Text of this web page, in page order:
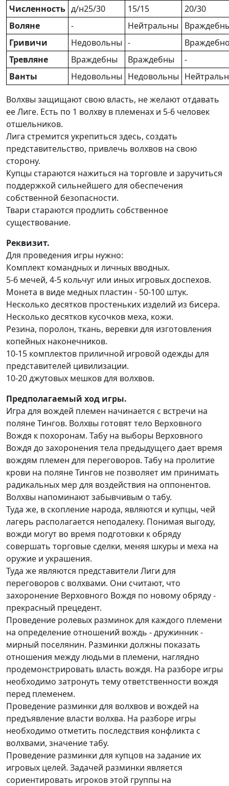
Численность д/н25/30 15/15
20/30
Воляне
- Нейтральны
Гривичи
Недовольны -
Тревляне
Враждебны Враждебны
-
Ванты
Недовольны Недовольны
Волхвы защищают свою власть, не желают отдавать
ее Лиге. Есть по 1 волхву в племенах и 5-6 человек
отшельников.
Лига стремится укрепиться здесь, создать
представительство, привлечь волхвов на свою
сторону.
Купцы стараются нажиться на торговле и заручиться
поддержкой сильнейшего для обеспечения
собственной безопасности.
Твари стараются продлить собственное
существование.
Реквизит.
Для проведения игры нужно:
Комплект командных и личных вводных.
5-6 мечей, 4-5 кольчуг или иных игровых доспехов.
Монета в виде медных пластин - 50-100 штук.
Несколько десятков простеньких изделий из бисера.
Несколько десятков кусочков меха, кожи.
Резина, поролон, ткань, веревки для изготовления
копейных наконечников.
10-15 комплектов приличной игровой одежды для
представителей цивилизации.
10-20 джутовых мешков для волхвов.
Предполагаемый ход игры.
Игра для вождей племен начинается с встречи на
поляне Тингов. Волхвы готовят тело Верховного
Вождя к похоронам. Табу на выборы Верховного
Вождя до захоронения тела предыдущего дает время
вождям племен для переговоров. Табу на пролитие
крови на поляне Тингов не позволяет им принимать
радикальных мер для воздействия на оппонентов.
Волхвы напоминают забывчивым о табу.
Туда же, в скопление народа, являются и купцы, чей
лагерь располагается неподалеку. Понимая выгоду,
вожди могут во время подготовки к обряду
совершать торговые сделки, меняя шкуры и меха на
оружие и украшения.
Туда же являются представители Лиги для
переговоров с волхвами. Они считают, что
захоронение Верховного Вождя по новому обряду -
прекрасный прецедент.
Проведение ролевых разминок для каждого племени
на определение отношений вождь - дружинник -
мирный поселянин. Разминки должны показать
отношения между людьми в племени, наглядно
продемонстрировать власть вождя. На разборе игры
необходимо затронуть тему ответственности вождя
перед племенем.
Проведение разминки для волхвов и вождей на
предъявление власти волхва. На разборе игры
необходимо отметить последствия конфликта с
волхвами, значение табу.
Проведение разминки для купцов на задание их
игровых целей. Задачей разминки является
сориентировать игроков этой группы на